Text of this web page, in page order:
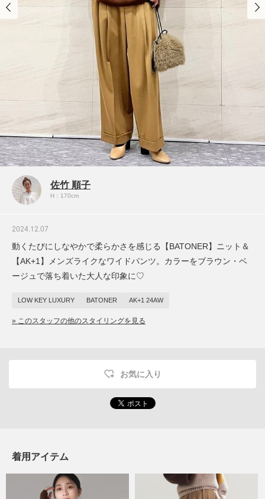
佐竹 順子
H：170cm
2024.12.07
動くたびにしなやかで柔らかさを感じる【BATONER】ニット＆
【AK+1】メンズライクなワイドパンツ。カラーをブラウン・ベ
ージュで落ち着いた大人な印象に♡
LOW KEY LUXURY BATONER AK+1 24AW
» このスタッフの他のスタイリングを見る
お気に入り
着用アイテム